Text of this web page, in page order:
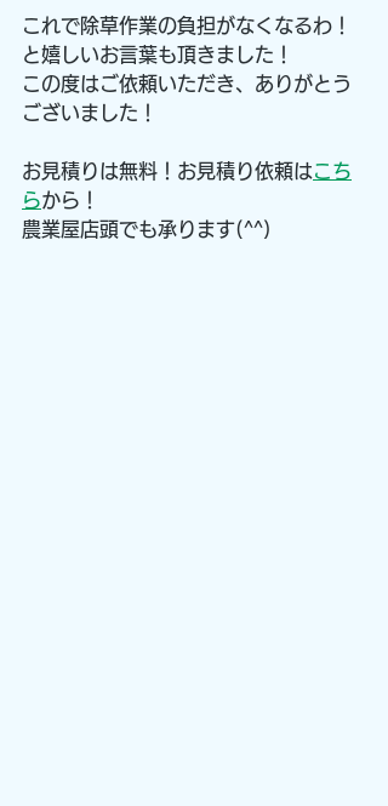
これで除草作業の負担がなくなるわ！
と嬉しいお言葉も頂きました！
この度はご依頼いただき、ありがとう
ございました！
お見積りは無料！お見積り依頼はこち
らから！
農業屋店頭でも承ります(^^)